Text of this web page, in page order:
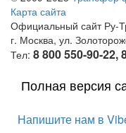
Карта сайта
Официальный сайт Ру-
г. Москва, ул.
Тел: 8 800 550-90-22,
Полная версия
Напишите нам в